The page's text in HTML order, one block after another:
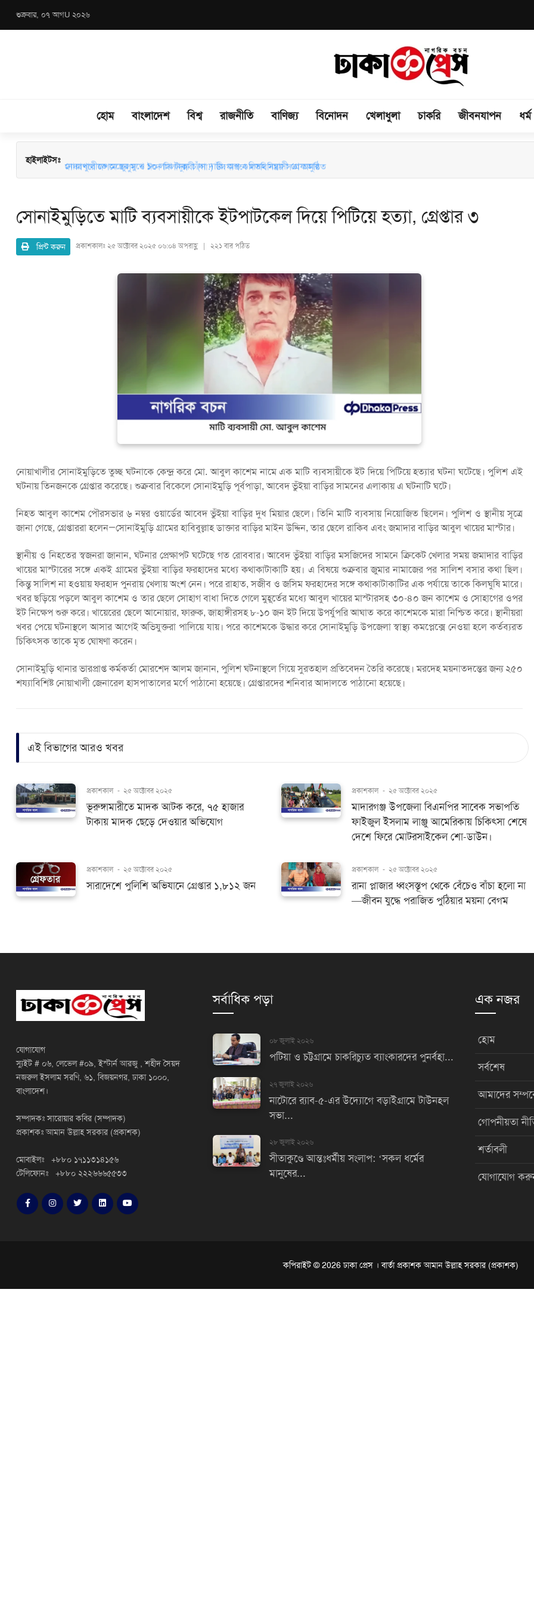
শুক্রবার, ০৭ আগU ২০২৬
হোম বাংলাদেশ বিশ্ব রাজনীতি বাণিজ্য বিনোদন খেলাধুলা চাকরি জীবনযাপন ধর্ম
হাইলাইটসঃ
নোয়াখালীতে অস্ত্রের মুখে ১০ লাখ টাকা চাঁদা দাবি: অস্ত্র-গুলিসহ সন্ত্রাসী গ্রেফতার
মাধবপুরে জশনে জুলুস ও ঈদে মিলাদুন্নবী (সা.) উদযাপনে মতবিনিময় সভা অনুষ্ঠিত
সোনাইমুড়িতে মাটি ব্যবসায়ীকে ইটপাটকেল দিয়ে পিটিয়ে হত্যা, গ্রেপ্তার ৩
প্রিন্ট করুন প্রকাশকালঃ ২৫ অক্টোবর ২০২৫ ০৬:০৪ অপরাহ্ণ | ২২১ বার পঠিত
নোয়াখালীর সোনাইমুড়িতে তুচ্ছ ঘটনাকে কেন্দ্র করে মো. আবুল কাশেম নামে এক মাটি ব্যবসায়ীকে ইট দিয়ে পিটিয়ে হত্যার ঘটনা ঘটেছে। পুলিশ এই
ঘটনায় তিনজনকে গ্রেপ্তার করেছে। শুক্রবার বিকেলে সোনাইমুড়ি পূর্বপাড়া, আবেদ ভুঁইয়া বাড়ির সামনের এলাকায় এ ঘটনাটি ঘটে।
নিহত আবুল কাশেম পৌরসভার ৬ নম্বর ওয়ার্ডের আবেদ ভুঁইয়া বাড়ির দুধ মিয়ার ছেলে। তিনি মাটি ব্যবসায় নিয়োজিত ছিলেন। পুলিশ ও স্থানীয় সূত্রে
জানা গেছে, গ্রেপ্তাররা হলেন—সোনাইমুড়ি গ্রামের হাবিবুল্লাহ ডাক্তার বাড়ির মাইন উদ্দিন, তার ছেলে রাকিব এবং জমাদার বাড়ির আবুল খায়ের মাস্টার।
স্থানীয় ও নিহতের স্বজনরা জানান, ঘটনার প্রেক্ষাপট ঘটেছে গত রোববার। আবেদ ভুঁইয়া বাড়ির মসজিদের সামনে ক্রিকেট খেলার সময় জমাদার বাড়ির
খায়ের মাস্টারের সঙ্গে একই গ্রামের ভুঁইয়া বাড়ির ফরহাদের মধ্যে কথাকাটাকাটি হয়। এ বিষয়ে শুক্রবার জুমার নামাজের পর সালিশ বসার কথা ছিল।
কিন্তু সালিশ না হওয়ায় ফরহাদ পুনরায় খেলায় অংশ নেন। পরে রাহাত, সজীব ও জসিম ফরহাদের সঙ্গে কথাকাটাকাটির এক পর্যায়ে তাকে কিলঘুষি মারে।
খবর ছড়িয়ে পড়লে আবুল কাশেম ও তার ছেলে সোহাগ বাধা দিতে গেলে মুহূর্তের মধ্যে আবুল খায়ের মাস্টারসহ ৩০-৪০ জন কাশেম ও সোহাগের ওপর
ইট নিক্ষেপ শুরু করে। খায়েরের ছেলে আনোয়ার, ফারুক, জাহাঙ্গীরসহ ৮-১০ জন ইট দিয়ে উপর্যুপরি আঘাত করে কাশেমকে মারা নিশ্চিত করে। স্থানীয়রা
খবর পেয়ে ঘটনাস্থলে আসার আগেই অভিযুক্তরা পালিয়ে যায়। পরে কাশেমকে উদ্ধার করে সোনাইমুড়ি উপজেলা স্বাস্থ্য কমপ্লেক্সে নেওয়া হলে কর্তব্যরত
চিকিৎসক তাকে মৃত ঘোষণা করেন।
সোনাইমুড়ি থানার ভারপ্রাপ্ত কর্মকর্তা মোরশেদ আলম জানান, পুলিশ ঘটনাস্থলে গিয়ে সুরতহাল প্রতিবেদন তৈরি করেছে। মরদেহ ময়নাতদন্তের জন্য ২৫০
শয্যাবিশিষ্ট নোয়াখালী জেনারেল হাসপাতালের মর্গে পাঠানো হয়েছে। গ্রেপ্তারদের শনিবার আদালতে পাঠানো হয়েছে।
এই বিভাগের আরও খবর
প্রকাশকাল - ২৫ অক্টোবর ২০২৫
ভূরুঙ্গামারীতে মাদক আটক করে, ৭৫ হাজার
টাকায় মাদক ছেড়ে দেওয়ার অভিযোগ
প্রকাশকাল - ২৫ অক্টোবর ২০২৫
মাদারগঞ্জ উপজেলা বিএনপির সাবেক সভাপতি
ফাইজুল ইসলাম লাঞ্জু আমেরিকায় চিকিৎসা শেষে
দেশে ফিরে মোটরসাইকেল শো-ডাউন।
প্রকাশকাল - ২৫ অক্টোবর ২০২৫
সারাদেশে পুলিশি অভিযানে গ্রেপ্তার ১,৮১২ জন
প্রকাশকাল - ২৫ অক্টোবর ২০২৫
রানা প্লাজার ধ্বংসস্তূপ থেকে বেঁচেও বাঁচা হলো না
—জীবন যুদ্ধে পরাজিত পুঠিয়ার ময়না বেগম
যোগাযোগ
স্যুইট # ০৬, লেভেল #০৯, ইস্টার্ন আরজু , শহীদ সৈয়দ
নজরুল ইসলাম সরণি, ৬১, বিজয়নগর, ঢাকা ১০০০,
বাংলাদেশ।
সম্পাদকঃ সারোয়ার কবির (সম্পাদক)
প্রকাশকঃ আমান উল্লাহ সরকার (প্রকাশক)
মোবাইলঃ +৮৮০ ১৭১১৩১৪১৫৬
টেলিফোনঃ +৮৮০ ২২২৬৬৬৫৫৩৩
সর্বাধিক পড়া
০৮ জুলাই ২০২৬
পটিয়া ও চট্টগ্রামে চাকরিচ্যুত ব্যাংকারদের পুনর্বহা...
২৭ জুলাই ২০২৬
নাটোরে র‌্যাব-৫-এর উদ্যোগে বড়াইগ্রামে টাউনহল
সভা...
২৮ জুলাই ২০২৬
সীতাকুণ্ডে আন্তঃধর্মীয় সংলাপ: ‘সকল ধর্মের
মানুষের...
এক নজর
হোম
সর্বশেষ
আমাদের
গোপনীয়তা
শর্তাবলী
যোগাযোগ
কপিরাইট © 2026 ঢাকা প্রেস । বার্তা প্রকাশক আমান উল্লাহ সরকার (প্রকাশক)